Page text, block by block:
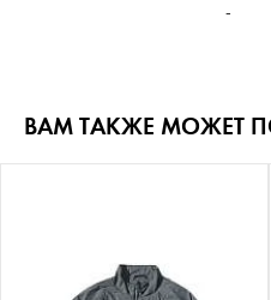
-
ВАМ ТАКЖЕ МОЖЕТ